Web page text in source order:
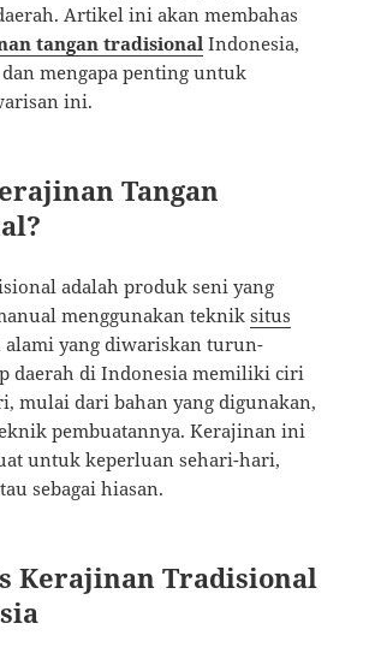
Artikel ini akan membahas
tangan tradisional Indonesia,
mengapa penting untuk
ini.
Tangan
adalah produk seni yang
menggunakan tekniksitus
alami yang diwariskan turun-
daerah di Indonesia memiliki ciri
mulai dari bahan yang digunakan,
pembuatannya. Kerajinan ini
untuk keperluan sehari-hari,
sebagai hiasan.
Kerajinan Tradisional